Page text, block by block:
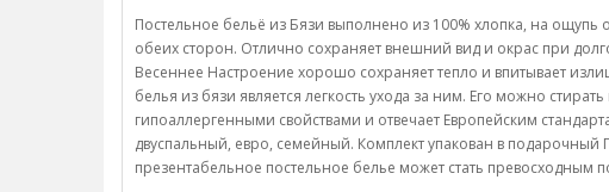
Постельное бельё из Бязи выполнено из 100% хлопка, на ощупь
обеих сторон. Отлично сохраняет внешний вид и окрас при
Весеннее Настроение хорошо сохраняет тепло и впитывает
белья из бязи является легкость ухода за ним. Его можно
гипоаллергенными свойствами и отвечает Европейским
двуспальный, евро, семейный. Комплект упакован в подарочный
презентабельное постельное белье может стать превосходным